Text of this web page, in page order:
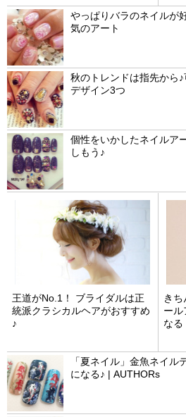
やっぱりバラのネイルが
気のアート
秋のトレンドは指先から
デザイン3つ
個性をいかしたネイルア
しもう♪
王道がNo.1！ ブライダルは正
統派クラシカルヘアがおすすめ
♪
き
ール
なる
「夏ネイル」金魚ネイ
になる♪ | AUTHORs